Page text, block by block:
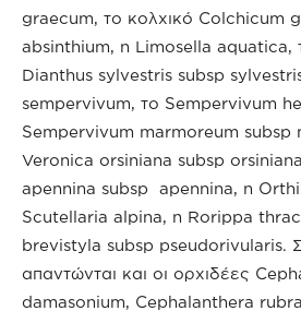
graecum, το κολχικό Colchicum
absinthium, η Limosella aquatica,
Dianthus sylvestris subsp
sempervivum, το Sempervivum
Sempervivum marmoreum subsp
Veronica orsiniana subsp
apennina subsp apennina, η
Scutellaria alpina, η Rorippa
brevistyla subsp pseudorivularis.
απαντώνται και οι ορχιδέες
damasonium, Cephalanthera